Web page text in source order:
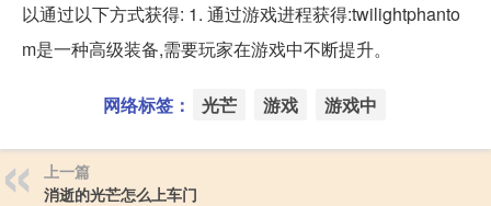
以通过以下方式获得: 1. 通过游戏进程获得:twilightphanto
m是一种高级装备,需要玩家在游戏中不断提升。
网络标签： 光芒 游戏 游戏中
上一篇
消逝的光芒怎么上车门